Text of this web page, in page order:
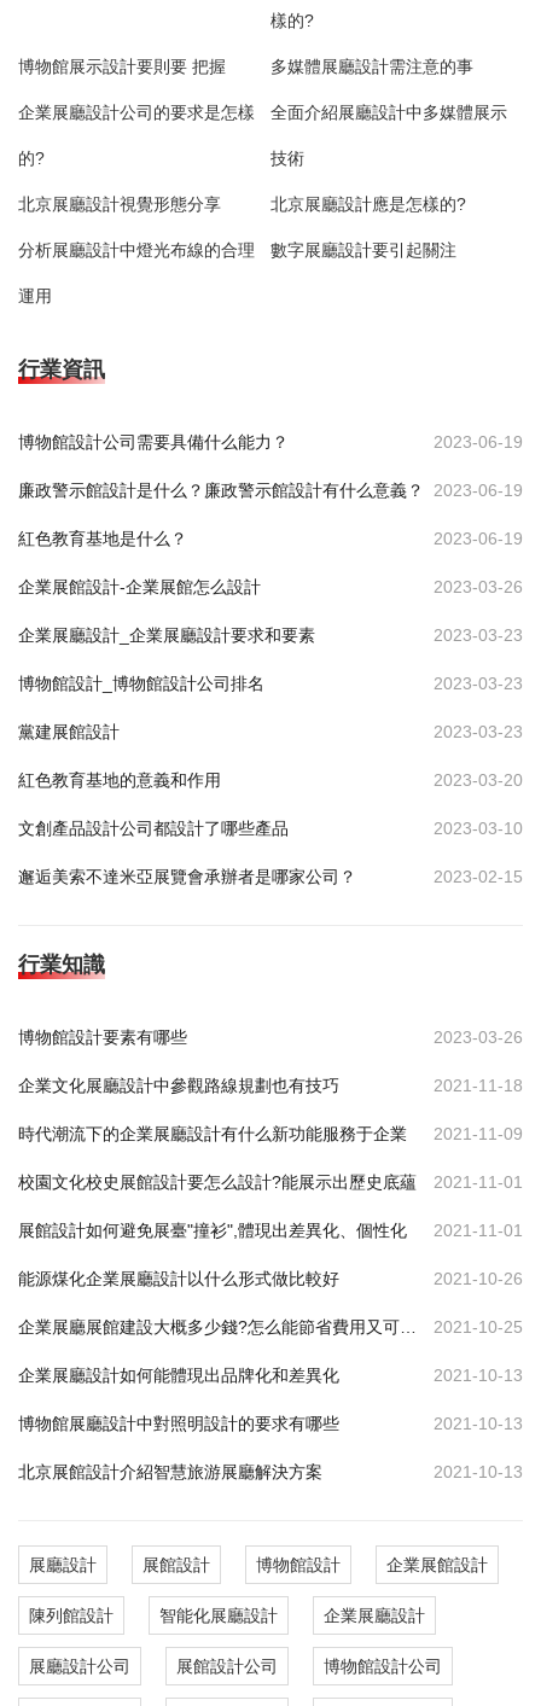
樣的?
博物館展示設計要則要 把握 多媒體展廳設計需注意的事
企業展廳設計公司的要求是怎樣
的?
全面介紹展廳設計中多媒體展示
技術
北京展廳設計視覺形態分享 北京展廳設計應是怎樣的?
分析展廳設計中燈光布線的合理
運用
數字展廳設計要引起關注
行業資訊
博物館設計公司需要具備什么能力？ 2023-06-19
廉政警示館設計是什么？廉政警示館設計有什么意義？ 2023-06-19
紅色教育基地是什么？ 2023-06-19
企業展館設計-企業展館怎么設計 2023-03-26
企業展廳設計_企業展廳設計要求和要素 2023-03-23
博物館設計_博物館設計公司排名 2023-03-23
黨建展館設計 2023-03-23
紅色教育基地的意義和作用 2023-03-20
文創產品設計公司都設計了哪些產品 2023-03-10
邂逅美索不達米亞展覽會承辦者是哪家公司？ 2023-02-15
行業知識
博物館設計要素有哪些 2023-03-26
企業文化展廳設計中參觀路線規劃也有技巧 2021-11-18
時代潮流下的企業展廳設計有什么新功能服務于企業 2021-11-09
校園文化校史展館設計要怎么設計?能展示出歷史底蘊 2021-11-01
展館設計如何避免展臺"撞衫",體現出差異化、個性化 2021-11-01
能源煤化企業展廳設計以什么形式做比較好 2021-10-26
企業展廳展館建設大概多少錢?怎么能節省費用又可達到效果 2021-10-25
企業展廳設計如何能體現出品牌化和差異化 2021-10-13
博物館展廳設計中對照明設計的要求有哪些 2021-10-13
北京展館設計介紹智慧旅游展廳解決方案 2021-10-13
展廳設計 展館設計 博物館設計 企業展館設計
陳列館設計 智能化展廳設計 企業展廳設計
展廳設計公司 展館設計公司 博物館設計公司